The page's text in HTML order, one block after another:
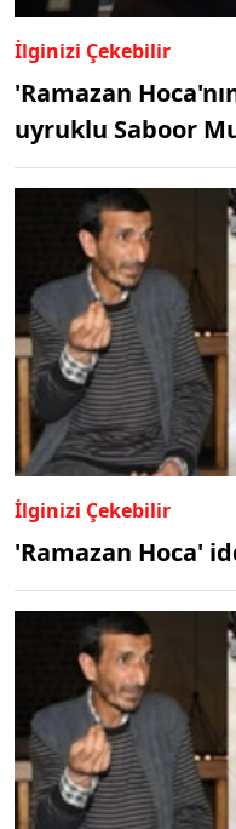
İlginizi Çekebilir
'Ramazan
uyruklu Saboor
İlginizi Çekebilir
'Ramazan Hoca'